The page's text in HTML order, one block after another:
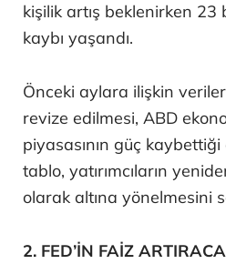
kişilik artış beklenirken
kaybı yaşandı.
Önceki aylara ilişkin
revize edilmesi, ABD
piyasasının güç kaybettiği
tablo, yatırımcıların
olarak altına yönelmesini
2. FED’İN FAİZ